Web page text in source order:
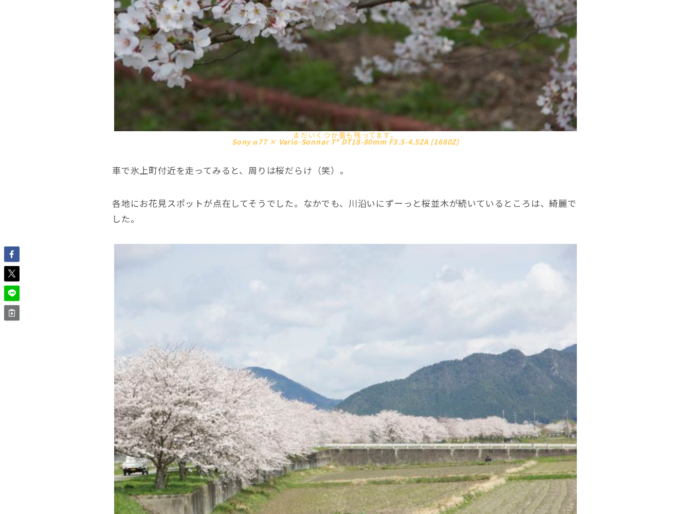
まだいくつか蕾も残ってます。
Sony α77 × Vario-Sonnar T* DT18-80mm F3.5-4.5ZA (1680Z)
車で氷上町付近を走ってみると、周りは桜だらけ（笑）。
各地にお花見スポットが点在してそうでした。なかでも、川沿いにずーっと桜並木が続いているところは、綺麗で
した。